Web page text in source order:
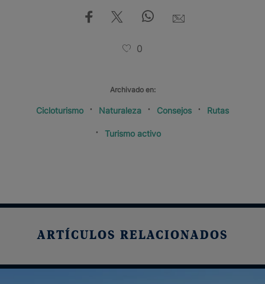
0
Archivado en:
Cicloturismo Naturaleza Consejos Rutas
Turismo activo
ARTÍCULOS RELACIONADOS